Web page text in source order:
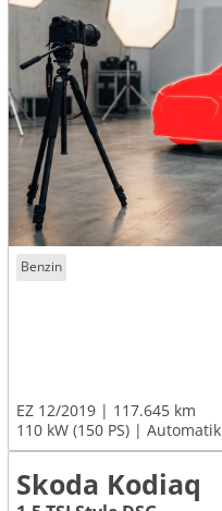
Benzin
EZ 12/2019
117.645 km
110 kW (150 PS)
Automatik
Skoda Kodiaq